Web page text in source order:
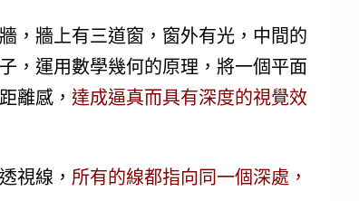
，牆上有三道窗，窗外有光，中間的
，運用數學幾何的原理，將一個平面
離感， 達成逼真而具有深度的視覺效
視線， 所有的線都指向同一個深處，